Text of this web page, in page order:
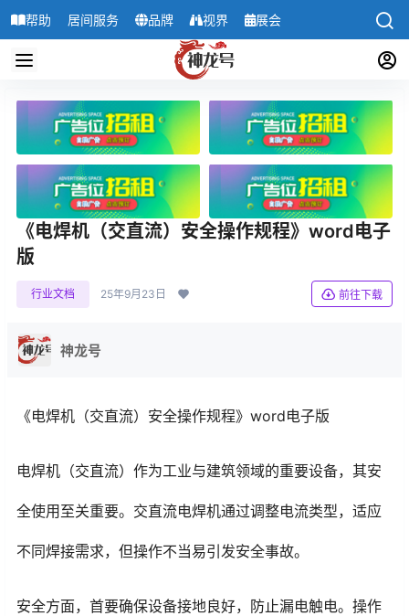
帮助 居间服务 品牌 视界 展会
《电焊机（交直流）安全操作规程》word电子
版
行业文档 25年9月23日 前往下载
神龙号
《电焊机（交直流）安全操作规程》word电子版
电焊机（交直流）作为工业与建筑领域的重要设备，其安
全使用至关重要。交直流电焊机通过调整电流类型，适应
不同焊接需求，但操作不当易引发安全事故。
安全方面，首要确保设备接地良好，防止漏电触电。操作